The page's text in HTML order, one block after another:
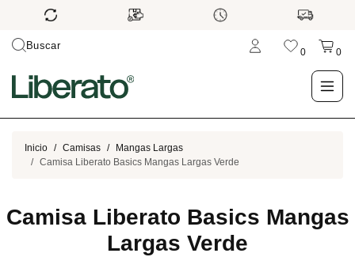
Buscar
0 0
LO NUEVO
Inicio Camisas
Mangas Largas
Camisa Liberato Basics Mangas Largas Verde
Camisa Liberato Basics Mangas
Largas Verde